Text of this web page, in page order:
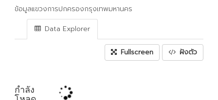
ข้อมูลแขวงการปกครองกรุงเทพมหานคร
Data Explorer
Fullscreen ฝังตัว